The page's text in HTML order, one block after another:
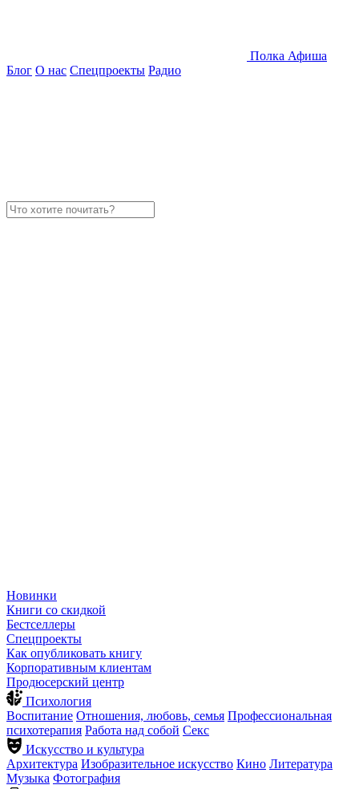
Полка Афиша
Блог О нас Спецпроекты Радио
Новинки
Книги со скидкой
Бестселлеры
Спецпроекты
Как опубликовать книгу
Корпоративным клиентам
Продюсерский центр
Психология
Воспитание Отношения, любовь, семья Профессиональная
психотерапия Работа над собой Секс
Искусство и культура
Архитектура Изобразительное искусство Кино Литература
Музыка Фотография